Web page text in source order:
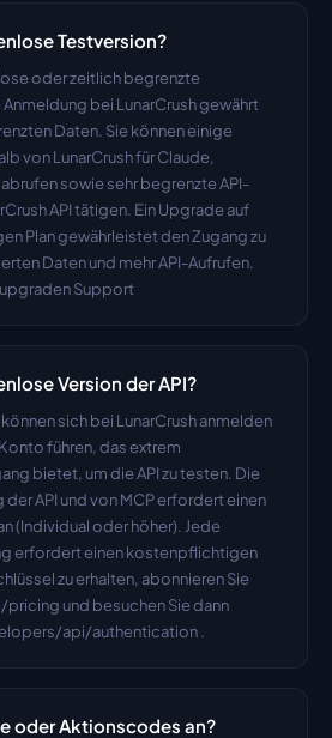
Testversion?
oder zeitlich begrenzte
bei LunarCrush gewährt
Daten. Sie können einige
von LunarCrush für Claude,
sowie sehr begrenzte API-
API tätigen. Ein Upgrade auf
Plan gewährleistet den Zugang zu
Daten und mehr API-Aufrufen.
Support
Version der API?
sich bei LunarCrush anmelden
führen, das extrem
bietet, um die API zu testen. Die
API und von MCP erfordert einen
(Individual oder höher). Jede
erfordert einen kostenpflichtigen
zu erhalten, abonnieren Sie
pricing und besuchen Sie dann
api/authentication .
oder Aktionscodes an?